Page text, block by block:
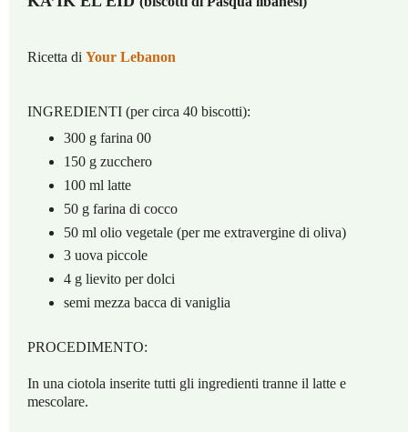
Ricetta di Your Lebanon
INGREDIENTI (per circa 40 biscotti):
300 g farina 00
150 g zucchero
100 ml latte
50 g farina di cocco
50 ml olio vegetale (per me extravergine di oliva)
3 uova piccole
4 g lievito per dolci
semi mezza bacca di vaniglia
PROCEDIMENTO:
In una ciotola inserite tutti gli ingredienti tranne il latte e
mescolare.